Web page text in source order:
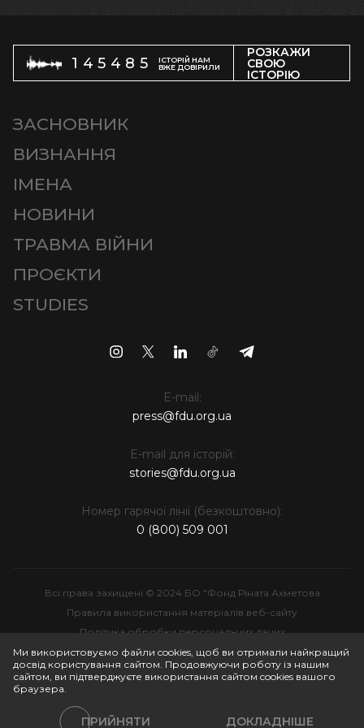
145485
ІСТОРІЙ НАМ
ВЖЕ ДОВІРИЛИ
РОЗКАЖИ
СВОЮ
ІСТОРІЮ
ЗАСНОВНИК
ВИЗНАННЯ
ІМЕНА
НОВИНИ
ТРАВМА ВІЙНИ
ПРОЄКТИ
STUDIES
E-mail:
press@fdu.org.ua
E-mail для історій:
stories@fdu.org.ua
Номер гарячої лінії (безкоштовно):
0 (800) 509 001
Всі права захищені © 2024 БО "Фонд Ріната Ахметова
Правила використання матеріалів веб-сайту
Політика обробки персональних даних
Інтелектуальна власність
Ми використовуємо файли cookies, щоб ви отримали найкращий
досвід користування сайтом. Продовжуючи роботу із нашим
сайтом, ви підтверджуєте використання сайтом cookies вашого
браузера.
ПРИЙНЯТИ ДОКЛАДНІШЕ
Політики сайту